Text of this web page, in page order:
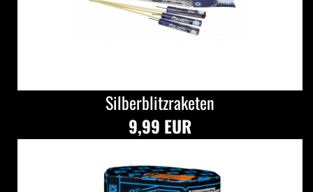
Silberblitzraketen
9,99 EUR